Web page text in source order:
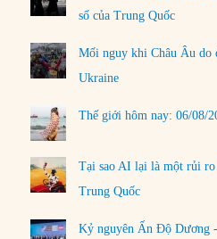
số của Trung Quốc
Mối nguy khi Châu Âu do
Ukraine
Thế giới hôm nay: 06/08/
Tại sao AI lại là một rủi
Trung Quốc
Kỷ nguyên Ấn Độ Dương